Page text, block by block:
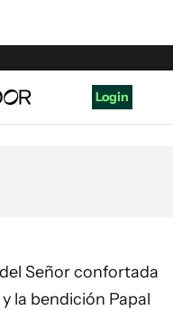
Login
Señor confortada
la bendición Papal